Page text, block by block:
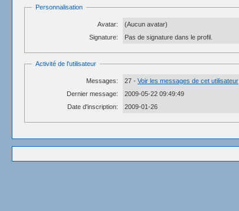
Personnalisation
Avatar:
(Aucun avatar)
Signature:
Pas de signature dans le profil.
Activité de l'utilisateur
Messages: 27 - Voir les messages de cet utilisateur
Dernier message:
2009-05-22 09:49:49
Date d'inscription:
2009-01-26